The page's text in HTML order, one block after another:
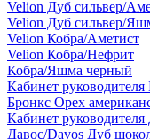
Velion Дуб сильвер/
Velion Дуб сильвер/
Velion Кобра/Аметист
Velion Кобра/Нефрит
Кобра/Яшма черный
Кабинет
Бронкс Орех
Кабинет
Давос/Davos Дуб